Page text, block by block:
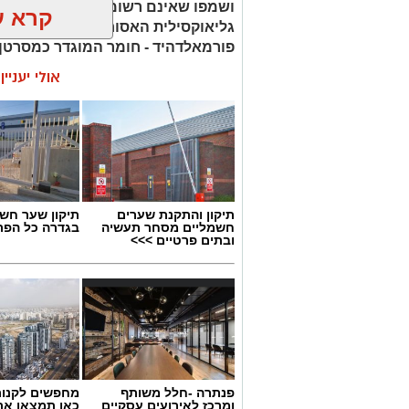
ושמפו שאינם רשומים כחוק. בחלק
גליאוקסילית האסורה לשימוש
פורמאלדהיד - חומר המוגדר כמסרטן
קרא
אולי
תיקון והתקנת שערים
חשמליים מסחר תעשיה
ובתים פרטיים >>>
תיקון שער
בגדרה כל
פנתרה -חלל משותף
ומרכז לאירועים עסקיים
מחפשים
כאן תמצאו